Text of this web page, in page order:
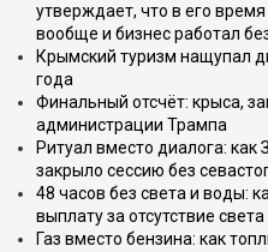
утверждает, что в его
вообще и бизнес работал
Крымский туризм нащупал
года
Финальный отсчёт: крыса,
администрации Трампа
Ритуал вместо диалога: как
закрыло сессию без
48 часов без света и воды:
выплату за отсутствие
Газ вместо бензина: как